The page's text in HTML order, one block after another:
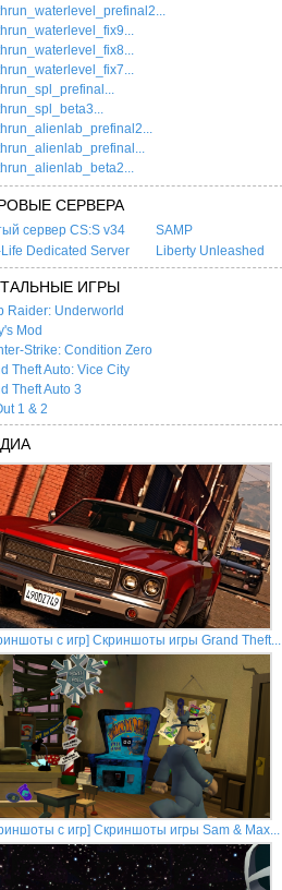
СЕРВЕРА
сервер CS:S v34
SAMP
Life Dedicated Server
Liberty Unleashed
ИГРЫ
Raider: Underworld
Mod
Strike: Condition Zero
Theft Auto: Vice City
Theft Auto 3
1 & 2
с игр] Скриншоты игры Grand Theft...
с игр] Скриншоты игры Sam & Max...